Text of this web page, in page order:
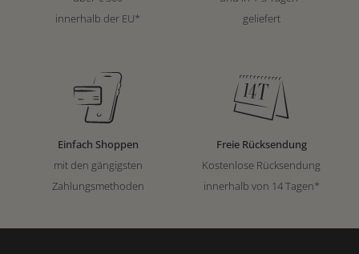
innerhalb der EU*
geliefert
Einfach Shoppen
mit den gängigsten
Zahlungsmethoden
Freie Rücksendung
Kostenlose Rücksendung
innerhalb von 14 Tagen*